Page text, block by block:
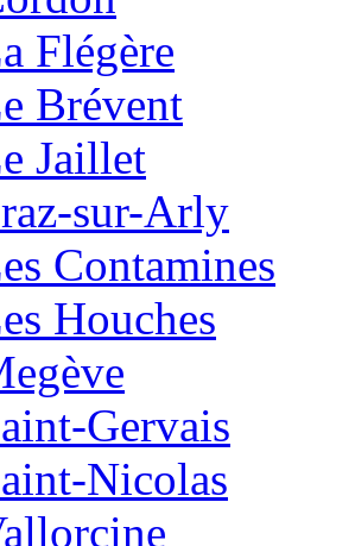
Flégère
Brévent
Jaillet
sur-Arly
Contamines
Houches
Gervais
Nicolas